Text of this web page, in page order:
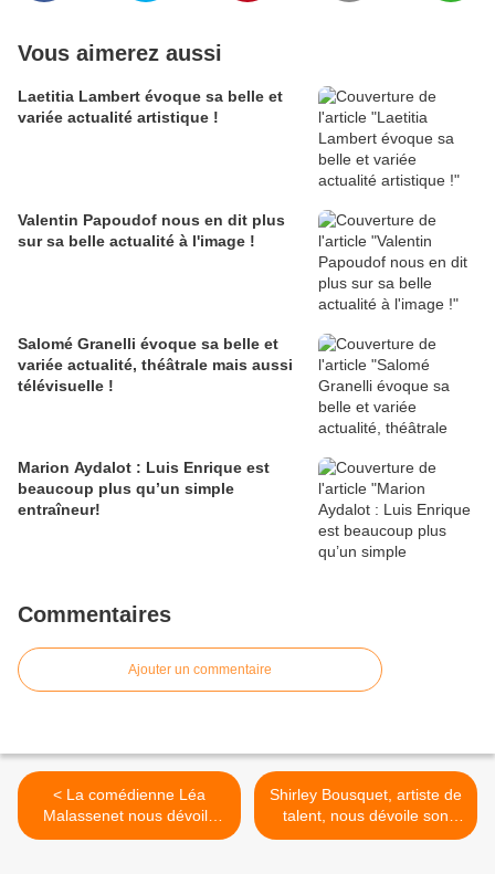
Vous aimerez aussi
Laetitia Lambert évoque sa belle et
variée actualité artistique !
Valentin Papoudof nous en dit plus
sur sa belle actualité à l'image !
Salomé Granelli évoque sa belle et
variée actualité, théâtrale mais aussi
télévisuelle !
Marion Aydalot : Luis Enrique est
beaucoup plus qu’un simple
entraîneur!
Commentaires
Ajouter un commentaire
< La comédienne Léa
Malassenet nous dévoile
ses projets et ses envies
Shirley Bousquet, artiste de
talent, nous dévoile son
actualité ainsi que ses